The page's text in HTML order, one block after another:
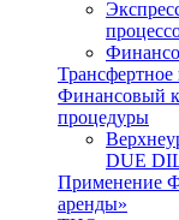
Трансфертное
Финансовый
процедуры
DUE
Применение
аренды»